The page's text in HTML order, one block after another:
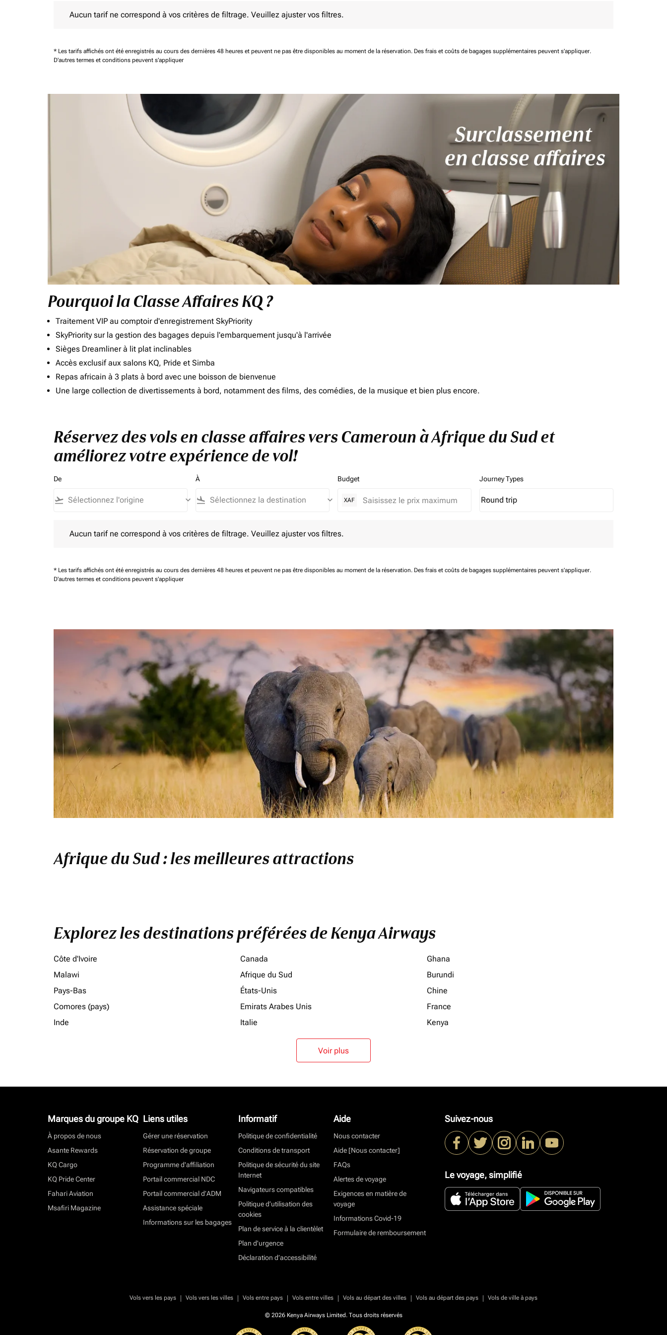
Aucun tarif ne correspond à vos critères de filtrage. Veuillez ajuster vos filtres.
* Les tarifs affichés ont été enregistrés au cours des dernières 48 heures et peuvent ne pas être disponibles au moment de la réservation. Des frais et coûts de bagages supplémentaires peuvent s'appliquer.
D'autres termes et conditions peuvent s'appliquer
Pourquoi la Classe Affaires KQ ?
Traitement VIP au comptoir d'enregistrement SkyPriority
SkyPriority sur la gestion des bagages depuis l'embarquement jusqu'à l'arrivée
Sièges Dreamliner à lit plat inclinables
Accès exclusif aux salons KQ, Pride et Simba
Repas africain à 3 plats à bord avec une boisson de bienvenue
Une large collection de divertissements à bord, notamment des films, des comédies, de la musique et bien plus encore.
Réservez des vols en classe affaires vers Cameroun à Afrique du Sud et
améliorez votre expérience de vol!
De
flight_takeoff keyboard_arrow_down
À
flight_land keyboard_arrow_down
Budget
XAF
Journey Types
Journey Types option Round trip Selected
Round trip
keyboard_arrow_down
Aucun tarif ne correspond à vos critères de filtrage. Veuillez ajuster vos filtres.
* Les tarifs affichés ont été enregistrés au cours des dernières 48 heures et peuvent ne pas être disponibles au moment de la réservation. Des frais et coûts de bagages supplémentaires peuvent s'appliquer.
D'autres termes et conditions peuvent s'appliquer
Afrique du Sud : les meilleures attractions
Explorez les destinations préférées de Kenya Airways
Côte d'Ivoire Canada
Ghana
Malawi
Afrique du Sud
Burundi
Pays-Bas
États-Unis
Chine
Comores (pays)
Emirats Arabes Unis
France
Inde
Italie Kenya
Voir plus
Marques du groupe KQ
À propos de nous
Asante Rewards
KQ Cargo
KQ Pride Center
Fahari Aviation
Msafiri Magazine
Liens utiles
Gérer une réservation
Réservation de groupe
Programme d'affiliation
Portail commercial NDC
Portail commercial d’ADM
Assistance spéciale
Informations sur les bagages
Informatif
Politique de confidentialité
Conditions de transport
Politique de sécurité du site
Internet
Navigateurs compatibles
Politique d’utilisation des
cookies
Plan de service à la clientèlet
Plan d'urgence
Déclaration d’accessibilité
Aide
Nous contacter
Aide [Nous contacter]
FAQs
Alertes de voyage
Exigences en matière de
voyage
Informations Covid-19
Formulaire de remboursement
Suivez-nous
Le voyage, simplifié
Vols vers les pays | Vols vers les villes | Vols entre pays | Vols entre villes | Vols au départ des villes | Vols au départ des pays | Vols de ville à pays
© 2026 Kenya Airways Limited. Tous droits réservés